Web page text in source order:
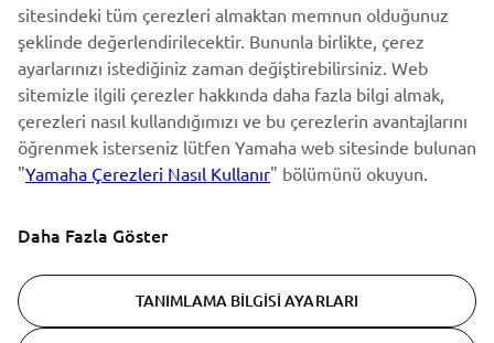
ABONE OL
Gizlilik Politikamızı okuyarak kişisel verilerinizi nasıl işlediğimizi
öğrenebilirsiniz:
Gizlilik Politikası
© Copyright - 2026 Yamaha Motor Europe N.V. - All Rights
sitesindeki tüm çerezleri almaktan memnun olduğunuz
şeklinde değerlendirilecektir. Bununla birlikte, çerez
ayarlarınızı istediğiniz zaman değiştirebilirsiniz. Web
sitemizle ilgili çerezler hakkında daha fazla bilgi almak,
çerezleri nasıl kullandığımızı ve bu çerezlerin avantajlarını
öğrenmek isterseniz lütfen Yamaha web sitesinde bulunan
"Yamaha Çerezleri Nasıl Kullanır" bölümünü okuyun.
Daha Fazla Göster
TANIMLAMA BILGISI AYARLARI